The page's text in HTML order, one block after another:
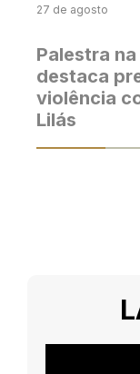
27 de agosto
Palestra
destaca
violência
Lilás